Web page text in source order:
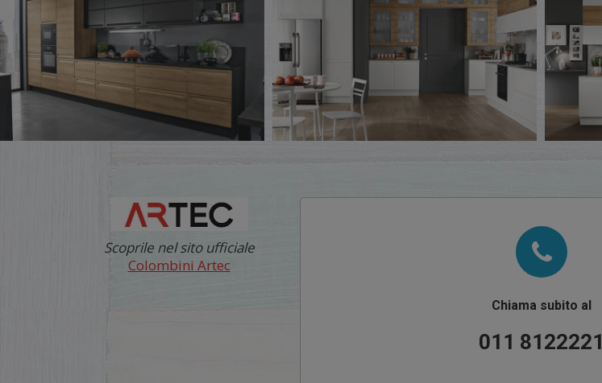
Scoprile nel sito ufficiale
Colombini Artec
Chiama subito al
011 8122221